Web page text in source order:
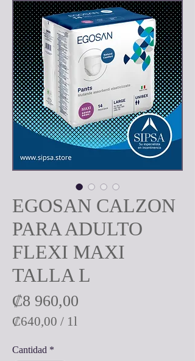
EGOSAN CALZON
PARA ADULTO
FLEXI MAXI
TALLA L
₡8 960,00
₡640,00 / 1l
por
Cantidad *